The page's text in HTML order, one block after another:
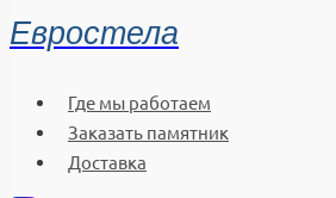
Евростела
Где мы работаем
Заказать памятник
Доставка